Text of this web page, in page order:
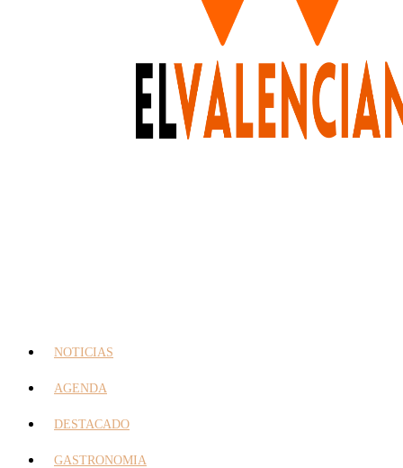
NOTICIAS
AGENDA
DESTACADO
GASTRONOMIA